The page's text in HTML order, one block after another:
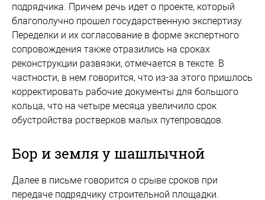
подрядчика. Причем речь идет о проекте, который
благополучно прошел государственную экспертизу.
Переделки и их согласование в форме экспертного
сопровождения также отразились на сроках
реконструкции развязки, отмечается в тексте. В
частности, в нем говорится, что из-за этого пришлось
корректировать рабочие документы для большого
кольца, что на четыре месяца увеличило срок
обустройства ростверков малых путепроводов.
Бор и земля у шашлычной
Далее в письме говорится о срыве сроков при
передаче подрядчику строительной площадки.